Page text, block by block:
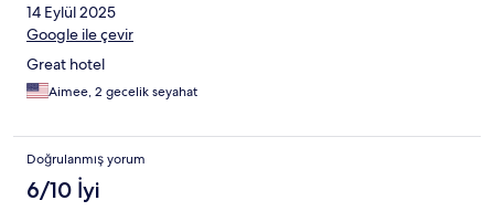
14 Eylül 2025
Google ile çevir
Great hotel
Aimee, 2 gecelik seyahat
Doğrulanmış yorum
6/10 İyi